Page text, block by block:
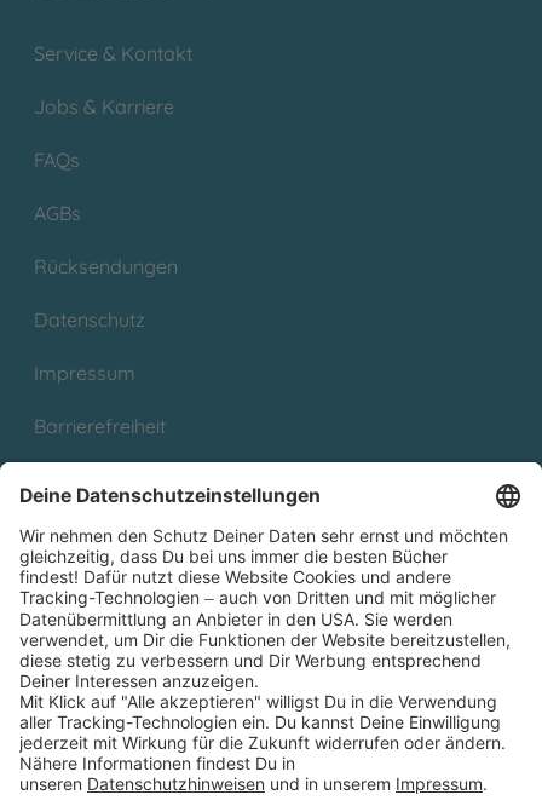
Service & Kontakt
Jobs & Karriere
FAQs
AGBs
Rücksendungen
Datenschutz
Impressum
Barrierefreiheit
Partnerprogramm (Affiliate)
Folge uns auf
* Versandkostenfrei ab 9,00 € Bestellwert innerhalb
Deutschlands
** Lieferzeit 1-3 Werktage innerhalb Deutschlands